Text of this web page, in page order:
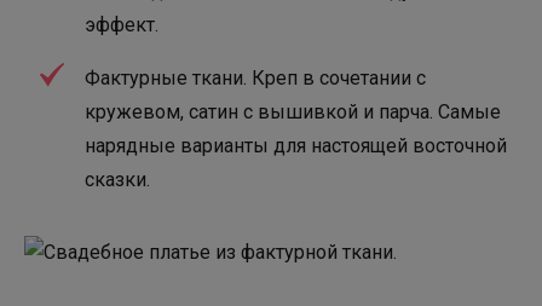
эффект.
Фактурные ткани. Креп в сочетании с
кружевом, сатин с вышивкой и парча. Самые
нарядные варианты для настоящей восточной
сказки.